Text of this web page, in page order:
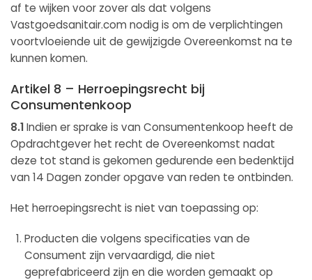
af te wijken voor zover als dat volgens
Vastgoedsanitair.com nodig is om de verplichtingen
voortvloeiende uit de gewijzigde Overeenkomst na te
kunnen komen.
Artikel 8 – Herroepingsrecht bij
Consumentenkoop
8.1Indien er sprake is van Consumentenkoop heeft de
Opdrachtgever het recht de Overeenkomst nadat
deze tot stand is gekomen gedurende een bedenktijd
van 14 Dagen zonder opgave van reden te ontbinden.
Het herroepingsrecht is niet van toepassing op:
Producten die volgens specificaties van de
Consument zijn vervaardigd, die niet
geprefabriceerd zijn en die worden gemaakt op